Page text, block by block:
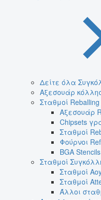
Δείτε όλα
Αξεσουάρ
Σταθμοί Reballing
Αξεσουάρ
Chipsets
Σταθμοί
Φούρνοι
BGA
Σταθμοί
Σταθμοί
Σταθμοί
Άλλοι